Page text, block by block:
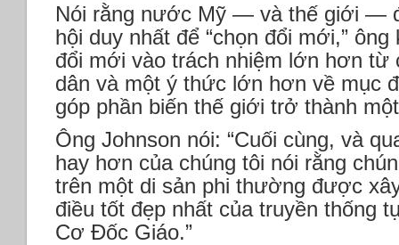
Nói rằng nước Mỹ — và thế giới —
hội duy nhất để “chọn đổi mới,”
đổi mới vào trách nhiệm lớn hơn
dân và một ý thức lớn hơn về mục
góp phần biến thế giới trở thành
Ông Johnson nói: “Cuối cùng, và
hay hơn của chúng tôi nói rằng
trên một di sản phi thường được
điều tốt đẹp nhất của truyền thống
Cơ Đốc Giáo.”